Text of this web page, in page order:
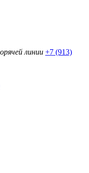
линии +7 (913)